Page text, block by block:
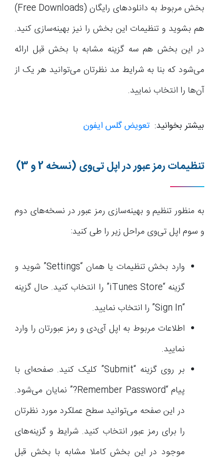
بخش مربوط به دانلودهای رایگان (Free Downloads)
هم بشوید و تنظیمات این بخش را نیز بهینه‌سازی کنید.
در این بخش هم سه گزینه مشابه با بخش قبل ارائه
می‌شود که بنا به شرایط مد نظرتان می‌توانید هر یک از
آن‌ها را انتخاب نمایید.
بیشتر بخوانید: تعویض گلس ایفون
تنظیمات رمز عبور در اپل‌ تی‌وی (نسخه 2 و 3)
به منظور تنظیم و بهینه‌سازی رمز عبور در نسخه‌های دوم
و سوم اپل‌ تی‌وی مراحل زیر را طی کنید:
وارد بخش تنظیمات یا همان “Settings” شوید و
گزینه “iTunes Store” را انتخاب کنید. حال گزینه
“Sign In” را انتخاب نمایید.
اطلاعات مربوط به اپل آی‌دی و رمز عبورتان را وارد
نمایید.
بر روی گزینه “Submit” کلیک کنید. صفحه‌ای با
پیام “Remember Password?” نمایان می‌شود.
در این صفحه می‌توانید سطح عملکرد مورد نظرتان
را برای رمز عبور انتخاب کنید. شرایط و گزینه‌های
موجود در این بخش کاملا مشابه با بخش قبل